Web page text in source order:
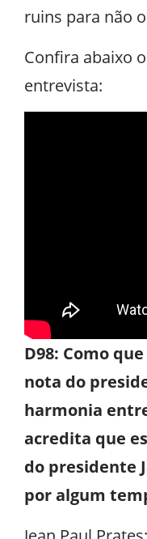
ruins para não
Confira abaixo
entrevista:
D98: Como
nota do
harmonia
acredita que
do presidente
por algum